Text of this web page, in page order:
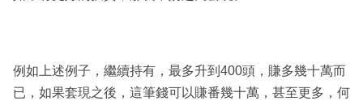
例如上述例子，繼續持有，最多升到400頭，賺多幾十萬而
已，如果套現之後，這筆錢可以賺番幾十萬，甚至更多，何